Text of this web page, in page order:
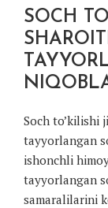
SOCH
Soch to’kilishi
tayyorlangan
ishonchli
tayyorlangan
samaralilarini